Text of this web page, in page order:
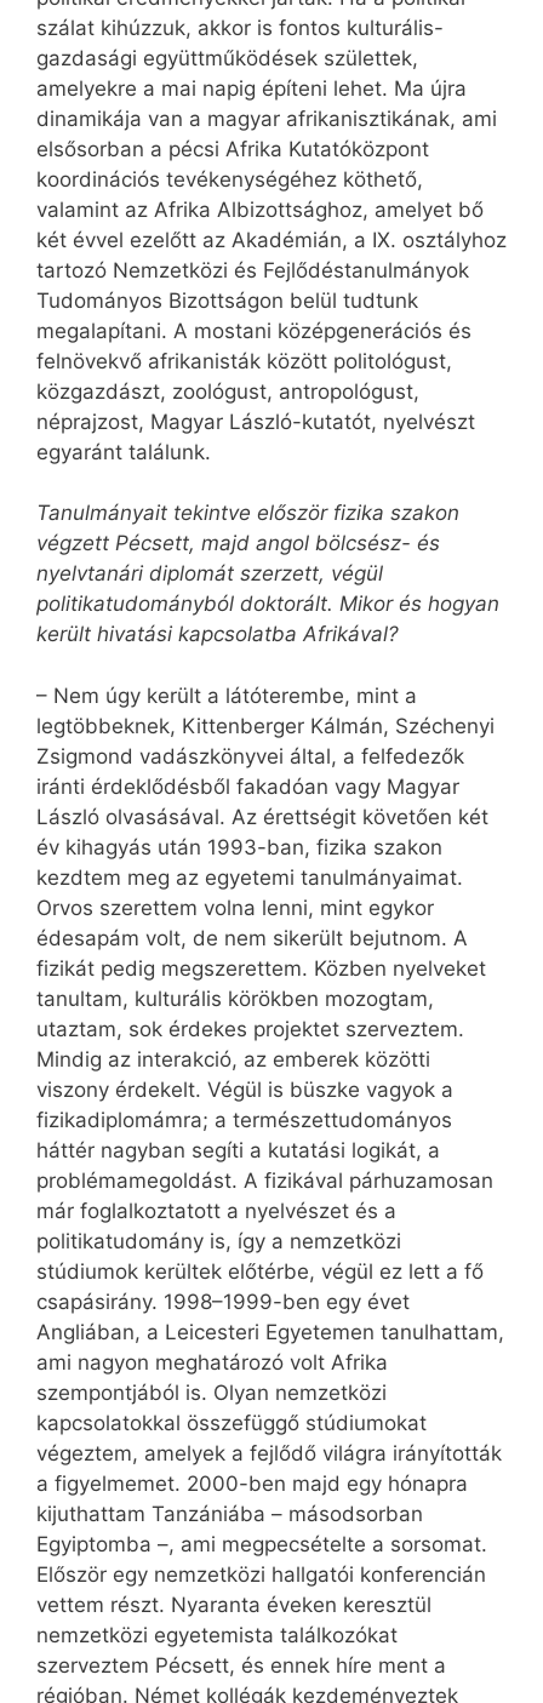
szálat kihúzzuk, akkor is fontos kulturális-
gazdasági együttműködések születtek,
amelyekre a mai napig építeni lehet. Ma újra
dinamikája van a magyar afrikanisztikának, ami
elsősorban a pécsi Afrika Kutatóközpont
koordinációs tevékenységéhez köthető,
valamint az Afrika Albizottsághoz, amelyet bő
két évvel ezelőtt az Akadémián, a IX. osztályhoz
tartozó Nemzetközi és Fejlődéstanulmányok
Tudományos Bizottságon belül tudtunk
megalapítani. A mostani középgenerációs és
felnövekvő afrikanisták között politológust,
közgazdászt, zoológust, antropológust,
néprajzost, Magyar László-kutatót, nyelvészt
egyaránt találunk.
Tanulmányait tekintve először fizika szakon
végzett Pécsett, majd angol bölcsész- és
nyelvtanári diplomát szerzett, végül
politikatudományból doktorált. Mikor és hogyan
került hivatási kapcsolatba Afrikával?
– Nem úgy került a látóterembe, mint a
legtöbbeknek, Kittenberger Kálmán, Széchenyi
Zsigmond vadászkönyvei által, a felfedezők
iránti érdeklődésből fakadóan vagy Magyar
László olvasásával. Az érettségit követően két
év kihagyás után 1993-ban, fizika szakon
kezdtem meg az egyetemi tanulmányaimat.
Orvos szerettem volna lenni, mint egykor
édesapám volt, de nem sikerült bejutnom. A
fizikát pedig megszerettem. Közben nyelveket
tanultam, kulturális körökben mozogtam,
utaztam, sok érdekes projektet szerveztem.
Mindig az interakció, az emberek közötti
viszony érdekelt. Végül is büszke vagyok a
fizikadiplomámra; a természettudományos
háttér nagyban segíti a kutatási logikát, a
problémamegoldást. A fizikával párhuzamosan
már foglalkoztatott a nyelvészet és a
politikatudomány is, így a nemzetközi
stúdiumok kerültek előtérbe, végül ez lett a fő
csapásirány. 1998–1999-ben egy évet
Angliában, a Leicesteri Egyetemen tanulhattam,
ami nagyon meghatározó volt Afrika
szempontjából is. Olyan nemzetközi
kapcsolatokkal összefüggő stúdiumokat
végeztem, amelyek a fejlődő világra irányították
a figyelmemet. 2000-ben majd egy hónapra
kijuthattam Tanzániába – másodsorban
Egyiptomba –, ami megpecsételte a sorsomat.
Először egy nemzetközi hallgatói konferencián
vettem részt. Nyaranta éveken keresztül
nemzetközi egyetemista találkozókat
szerveztem Pécsett, és ennek híre ment a
régióban. Német kollégák kezdeményeztek